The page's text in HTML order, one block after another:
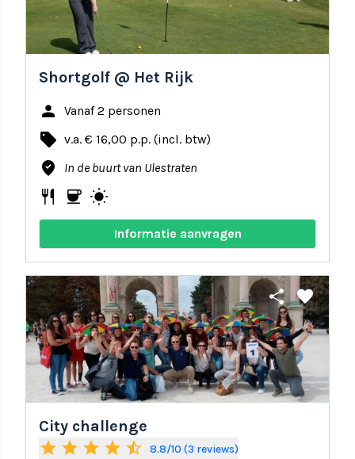
Shortgolf @ Het Rijk
person Vanaf 2 personen
local_offer v.a. € 16,00 p.p. (incl. btw)
where_to_vote In de buurt van Ulestraten
restaurant coffee wb_sunny
Informatie aanvragen
share favorite
City challenge
star star star star star_half 8.8/10 (3 reviews)